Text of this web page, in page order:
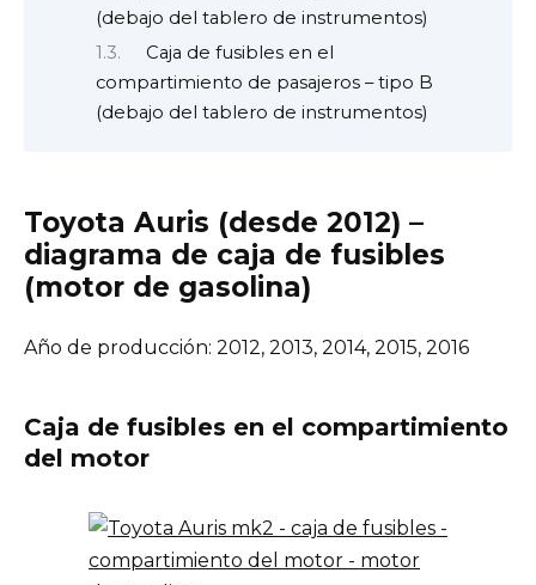
(debajo del tablero de instrumentos)
Caja de fusibles en el
compartimiento de pasajeros – tipo B
(debajo del tablero de instrumentos)
Toyota Auris (desde 2012) –
diagrama de caja de fusibles
(motor de gasolina)
Año de producción: 2012, 2013, 2014, 2015, 2016
Caja de fusibles en el compartimiento
del motor